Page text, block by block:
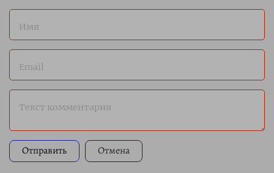
Имя
Email
Текст комментария
Отправить Отмена